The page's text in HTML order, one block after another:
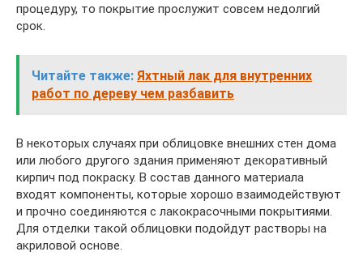
процедуру, то покрытие прослужит совсем недолгий
срок.
Читайте также: Яхтный лак для внутренних
работ по дереву чем разбавить
В некоторых случаях при облицовке внешних стен дома
или любого другого здания применяют декоративный
кирпич под покраску. В состав данного материала
входят компоненты, которые хорошо взаимодействуют
и прочно соединяются с лакокрасочными покрытиями.
Для отделки такой облицовки подойдут растворы на
акриловой основе.